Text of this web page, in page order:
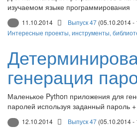
изучаемом языке программирования
11.10.2014 Выпуск 47 (05.10.2014 -
Интересные проекты, инструменты,
генерация
Маленькое Python приложения для
паролей используя заданный пароль
12.10.2014 Выпуск 47 (05.10.2014 -